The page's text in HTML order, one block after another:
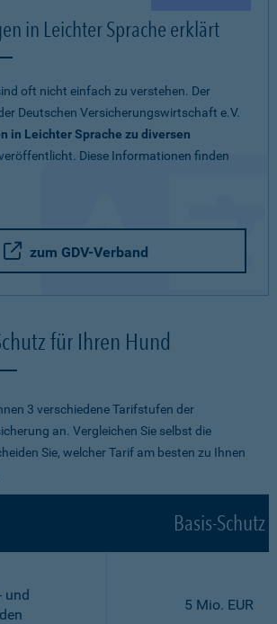
in Leichter Sprache erklärt
oft nicht einfach zu verstehen. Der
Deutschen Versicherungswirtschaft e.V.
in Leichter Sprache zu diversen
Diese Informationen finden
zum GDV-Verband
für Ihren Hund
3 verschiedene Tarifstufen der
an. Vergleichen Sie selbst die
Sie, welcher Tarif am besten zu Ihnen
Basis-Schutz
und
5 Mio. EUR